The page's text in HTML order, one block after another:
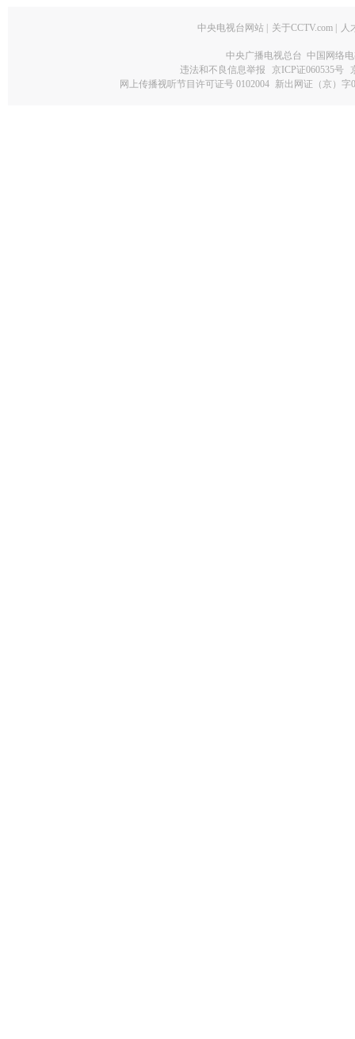
中央电视台网站 关于CCTV.com 人
中央广播电视总台 中国网络
违法和不良信息举报
京ICP证060535号
网上传播视听节目许可证号 0102004 新出网证（京）